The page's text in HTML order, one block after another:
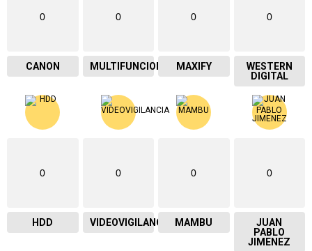
0
CANON
0
MULTIFUNCIONAL
0
MAXIFY
0
WESTERN
DIGITAL
0
HDD
0
VIDEOVIGILANCIA
0
MAMBU
0
JUAN
PABLO
JIMENEZ